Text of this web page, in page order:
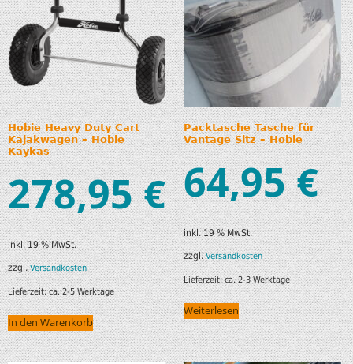
Hobie Heavy Duty Cart
Kajakwagen – Hobie
Kaykas
278,95€
inkl. 19 % MwSt.
zzgl.Versandkosten
Lieferzeit:ca. 2-5 Werktage
In den Warenkorb
Packtasche Tasche für
Vantage Sitz – Hobie
64,95€
inkl. 19 % MwSt.
zzgl.Versandkosten
Lieferzeit:ca. 2-3 Werktage
Weiterlesen